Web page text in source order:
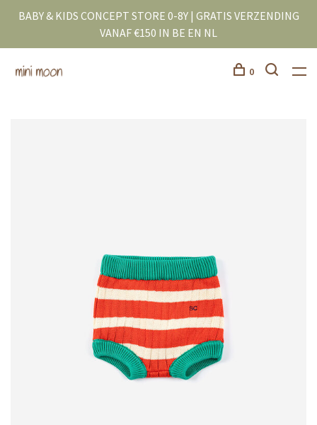
BABY & KIDS CONCEPT STORE 0-8Y | GRATIS VERZENDING
VANAF €150 IN BE EN NL
0